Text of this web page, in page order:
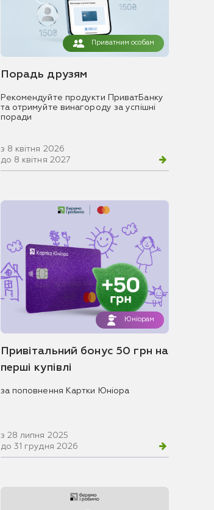
Приватним особам
Порадь друзям
Рекомендуйте продукти ПриватБанку
та отримуйте винагороду за успішні
поради
з 8 квітня 2026
до 8 квітня 2027
Юніорам
Привітальний бонус 50 грн на
перші купівлі
за поповнення Картки Юніора
з 28 липня 2025
до 31 грудня 2026